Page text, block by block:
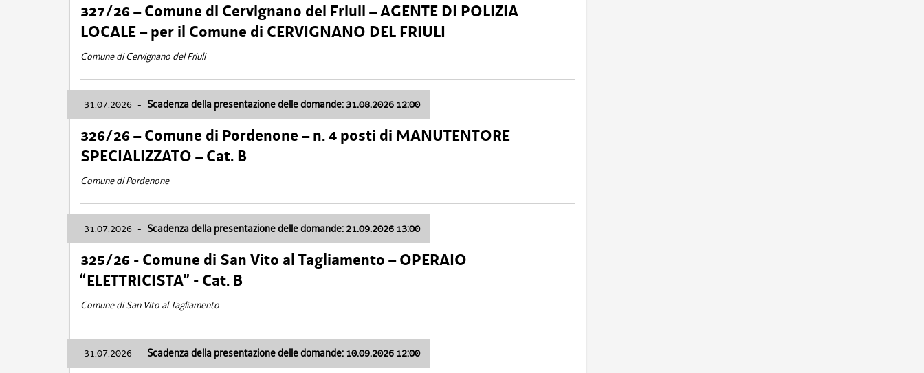
327/26 – Comune di Cervignano del Friuli – AGENTE DI POLIZIA
LOCALE – per il Comune di CERVIGNANO DEL FRIULI
Comune di Cervignano del Friuli
31.07.2026 - Scadenza della presentazione delle domande: 31.08.2026 12:00
326/26 – Comune di Pordenone – n. 4 posti di MANUTENTORE
SPECIALIZZATO – Cat. B
Comune di Pordenone
31.07.2026 - Scadenza della presentazione delle domande: 21.09.2026 13:00
325/26 - Comune di San Vito al Tagliamento – OPERAIO
“ELETTRICISTA” - Cat. B
Comune di San Vito al Tagliamento
31.07.2026 - Scadenza della presentazione delle domande: 10.09.2026 12:00